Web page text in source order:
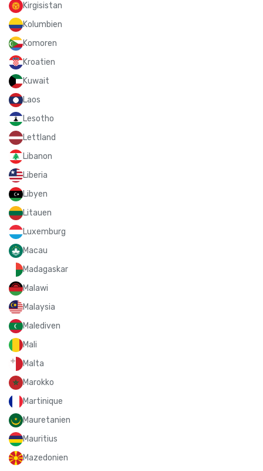
Kirgisistan
Kolumbien
Komoren
Kroatien
Kuwait
Laos
Lesotho
Lettland
Libanon
Liberia
Libyen
Litauen
Luxemburg
Macau
Madagaskar
Malawi
Malaysia
Malediven
Mali
Malta
Marokko
Martinique
Mauretanien
Mauritius
Mazedonien